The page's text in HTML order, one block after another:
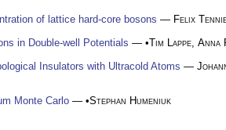
of lattice hard-core bosons — Felix
in Double-well Potentials — •Tim Lappe Anna
Insulators with Ultracold Atoms —
Monte Carlo — •Stephan Humeniuk